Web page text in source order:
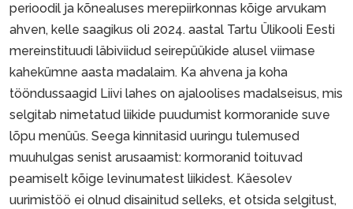
perioodil ja kõnealuses merepiirkonnas kõige arvukam
ahven, kelle saagikus oli 2024. aastal Tartu Ülikooli Eesti
mereinstituudi läbiviidud seirepüükide alusel viimase
kahekümne aasta madalaim. Ka ahvena ja koha
tööndussaagid Liivi lahes on ajaloolises madalseisus, mis
selgitab nimetatud liikide puudumist kormoranide suve
lõpu menüüs. Seega kinnitasid uuringu tulemused
muuhulgas senist arusaamist: kormoranid toituvad
peamiselt kõige levinumatest liikidest. Käesolev
uurimistöö ei olnud disainitud selleks, et otsida selgitust,